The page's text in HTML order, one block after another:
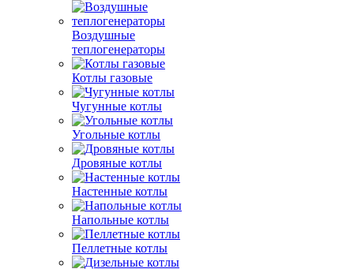
Воздушные
теплогенераторы
Котлы газовые
Чугунные котлы
Угольные котлы
Дровяные котлы
Настенные котлы
Напольные котлы
Пеллетные котлы